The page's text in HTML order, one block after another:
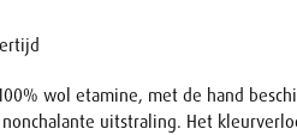
wol etamine, met de hand
uitstraling. Het